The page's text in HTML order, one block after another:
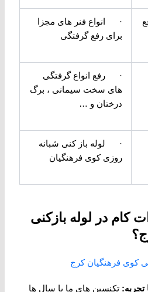
· انواع فنر های مجزا
برای رفع گرفتگی
· رفع انواع گرفتگی
های سخت سیمانی ، برگ
درختان و …
· لوله باز کنی شبانه
روزی کوی فرهنگیان
کام در لوله بازکنی
: تکنسین‌ های ما با سال ‌ها